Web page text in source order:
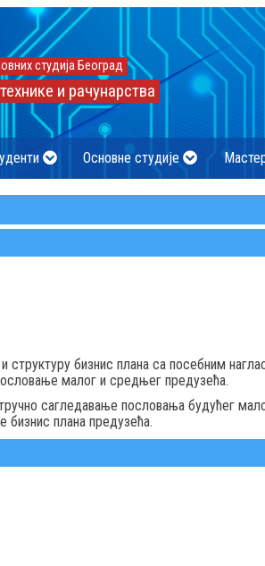
студија Београд
и рачунарства
Основне студије
структуру бизнис плана са посебним
малог и средњег предузећа.
сагледавање пословања будућег
бизнис плана предузећа.